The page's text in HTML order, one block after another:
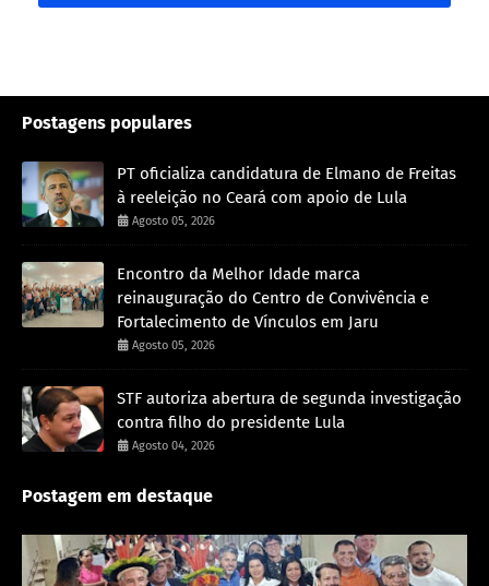
Postagens populares
PT oficializa candidatura de Elmano de Freitas
à reeleição no Ceará com apoio de Lula
Agosto 05, 2026
Encontro da Melhor Idade marca
reinauguração do Centro de Convivência e
Fortalecimento de Vínculos em Jaru
Agosto 05, 2026
STF autoriza abertura de segunda investigação
contra filho do presidente Lula
Agosto 04, 2026
Postagem em destaque